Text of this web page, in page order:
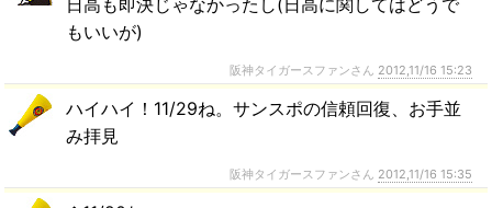
もいいが)
阪神タイガースファンさん 2012,11/16 15:23
ハイハイ！11/29ね。サンスポの信頼回復、お手並
み拝見
阪神タイガースファンさん 2012,11/16 15:35